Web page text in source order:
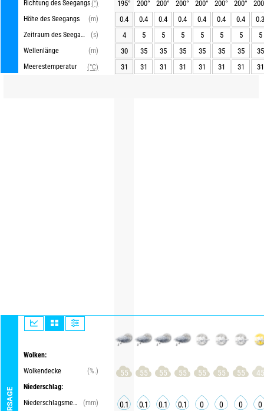
Richtung des Seegangs(°)
Höhe des Seegangs
(m)
Zeitraum des Seegangs
(s)
Wellenlänge
(m)
Meerestemperatur
(°C)
Wolken:
Wolkendecke
(%.)
Niederschlag:
Niederschlagsmenge
(mm)
195° 200° 200° 200° 200° 200° 200°
200
0.4
0.4 0.4 0.4 0.4 0.4 0.4
0.3
4
5 5 5 5 5 5
5
30
35 35 35 35 35 35
35
31
31 31 31 31 31 31 31
55 55 55 55 55 55 55 45
0.1 0.1 0.1 0.1 0 0 0 0